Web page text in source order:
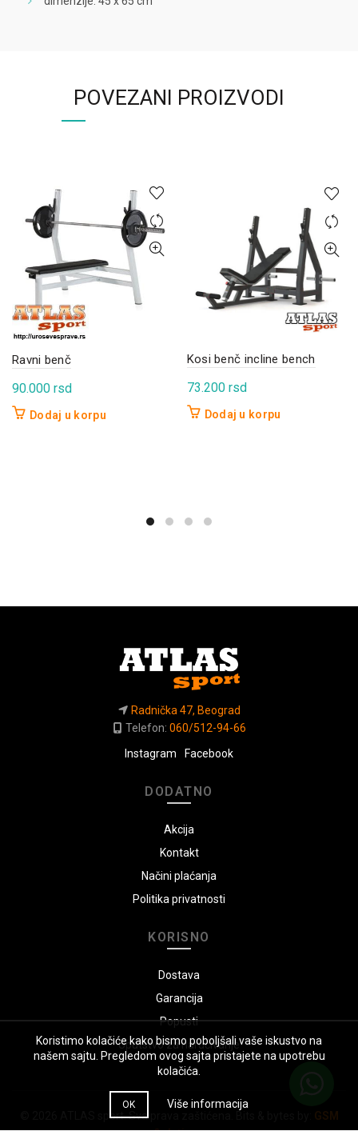
POVEZANI PROIZVODI
Ravni benč
90.000 rsd
Dodaj u korpu
Kosi benč incline bench
73.200 rsd
Dodaj u korpu
Radnička 47, Beograd
Telefon: 060/512-94-66
Instagram
Facebook
DODATNO
Akcija
Kontakt
Načini plaćanja
Politika privatnosti
KORISNO
Dostava
Garancija
Popusti
Uputstvo za naručivanje
ATLAS sport. Sva prava zaštićena. Bits & bytes by: GSM
Solutions
Koristimo kolačiće kako bismo poboljšali vaše iskustvo na
našem sajtu. Pregledom ovog sajta pristajete na upotrebu
kolačića.
OK Više informacija